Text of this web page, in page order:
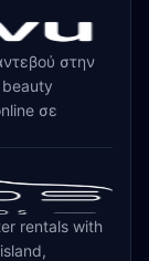
στην
σε
rentals with